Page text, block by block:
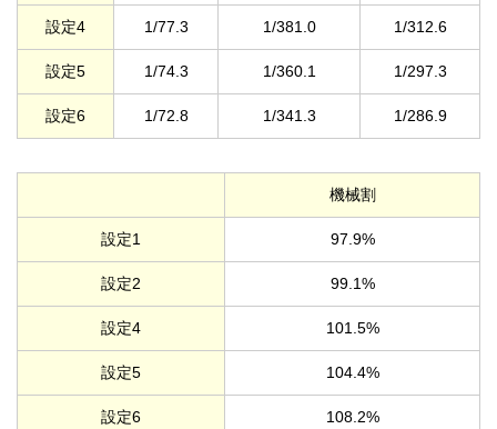
設定4 1/77.3 1/381.0 1/312.6
設定5 1/74.3 1/360.1 1/297.3
設定6 1/72.8 1/341.3 1/286.9
機械割
設定1 97.9%
設定2 99.1%
設定4 101.5%
設定5 104.4%
設定6 108.2%